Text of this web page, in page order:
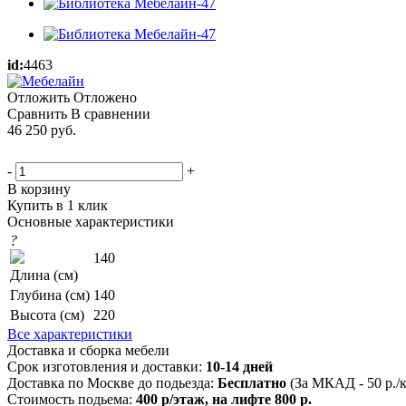
id:4463
Отложить Отложено
Сравнить В сравнении
46 250 руб.
-
+
В корзину
Купить в 1 клик
Основные характеристики
?
Длина (см)
140
Глубина (см) 140
Высота (см)
220
Все характеристики
Доставка и сборка мебели
Срок изготовления и доставки: 10-14 дней
Доставка по Москве до подьезда: Бесплатно (За МКАД - 50 р./
Стоимость подьема: 400 р/этаж, на лифте 800 р.